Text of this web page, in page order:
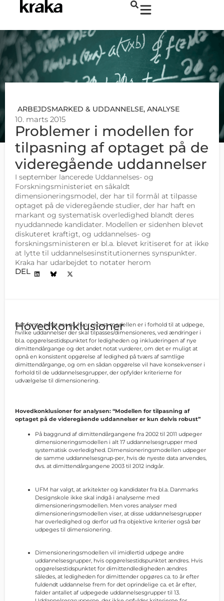
ARBEJDSMARKED & UDDANNELSE, ANALYSE
10. marts 2015
Problemer i modellen for
tilpasning af optaget på de
videregående uddannelser
I september lancerede Uddannelses- og
Forskningsministeriet en såkaldt
dimensioneringsmodel, der har til formål at tilpasse
optaget på de videregående studier, der har haft en
markant og systematisk overledighed blandt deres
nyuddannede kandidater. Modellen er sidenhen blevet
diskuteret kraftigt, og uddannelses- og
forskningsministeren er bl.a. blevet kritiseret for at ikke
at lytte til uddannelsesinstitutionernes synspunkter.
Kraka har udarbejdet to notater herom
DEL
Hovedkonklusioner
Det første notat ser på, hvor robust modellen er i forhold til at udpege,
hvilke uddannelser der skal tilpasses/dimensioneres, ved ændringer i
bl.a. opgørelsestidspunktet for ledigheden og inkluderingen af nye
dimittendårgange og det andet notat vurderer, om det er muligt at
opnå en konsistent opgørelse af ledighed på tværs af samtlige
dimittendårgange, og om en sådan opgørelse vil have konsekvenser i
forhold til de uddannelsesgrupper, der opfylder kriterierne for
udvælgelse til dimensionering.
Hovedkonklusioner for analysen: “Modellen for tilpasning af
optaget på de videregående uddannelser er kun delvis robust”
På baggrund af dimittendårgangene fra 2002 til 2011 udpeger
dimensioneringsmodellen i alt 17 uddannelsesgrupper med
systematisk overledighed. Dimensioneringsmodellen udpeger
de samme uddannelsesgrup-per, hvis de nyeste data anvendes,
dvs. at dimittendårgangene 2003 til 2012 indgår.
UFM har valgt, at arkitekter og kandidater fra bl.a. Danmarks
Designskole ikke skal indgå i analyserne med
dimensioneringsmodellen. Men vores analyser med
dimensioneringsmodellen viser, at disse uddannelsesgrupper
har overledighed og derfor ud fra objektive kriterier også bør
udpeges til dimensionering.
Dimensioneringsmodellen vil imidlertid udpege andre
uddannelsesgrupper, hvis opgørelsestidspunktet ændres. Hvis
opgørelsestidspunktet for dimittendledigheden ændres
således, at ledigheden for dimittender opgøres ca. to år efter
fuldendt uddannelse frem for det oprindelige ca. et år efter,
falder antallet af udpegede uddannelsesgrupper til 13.